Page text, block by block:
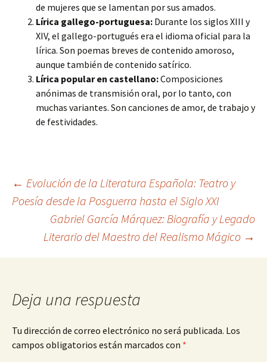
de mujeres que se lamentan por sus amados.
Lírica gallego-portuguesa: Durante los siglos XIII y
XIV, el gallego-portugués era el idioma oficial para la
lírica. Son poemas breves de contenido amoroso,
aunque también de contenido satírico.
Lírica popular en castellano:Composiciones
anónimas de transmisión oral, por lo tanto, con
muchas variantes. Son canciones de amor, de trabajo y
de festividades.
Navegación
entradas
← Evolución de la Literatura Española: Teatro y
Poesía desde la Posguerra hasta el Siglo XXI
Gabriel García Márquez: Biografía y Legado
Literario del Maestro del Realismo Mágico →
Deja una respuesta
Tu dirección de correo electrónico no será publicada. Los
campos obligatorios están marcados con *